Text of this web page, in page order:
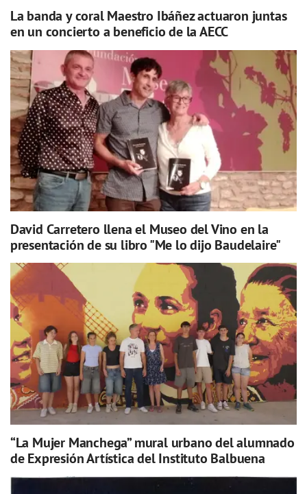
La banda y coral Maestro Ibáñez actuaron juntas
en un concierto a beneficio de la AECC
David Carretero llena el Museo del Vino en la
presentación de su libro "Me lo dijo Baudelaire"
“La Mujer Manchega” mural urbano del alumnado
de Expresión Artística del Instituto Balbuena